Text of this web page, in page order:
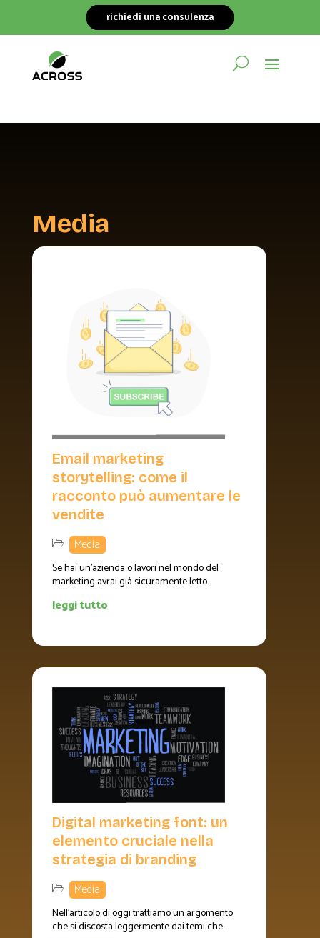
richiedi una consulenza
Media
Email marketing
storytelling: come il
racconto può aumentare le
vendite
Media
Se hai un’azienda o lavori nel mondo del
marketing avrai già sicuramente letto...
leggi tutto
Digital marketing font: un
elemento cruciale nella
strategia di branding
Media
Nell’articolo di oggi trattiamo un argomento
che si discosta leggermente dai temi che...